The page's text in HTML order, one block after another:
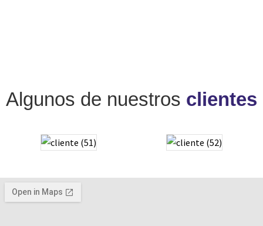
Algunos de nuestros clientes